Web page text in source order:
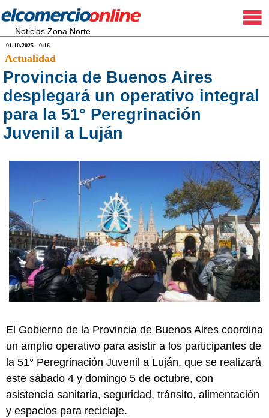
Noticias Zona Norte
01.10.2025 - 0:16
Actualidad
Provincia de Buenos Aires
desplegará un operativo integral
para la 51° Peregrinación
Juvenil a Luján
El Gobierno de la Provincia de Buenos Aires coordina
un amplio operativo para asistir a los participantes de
la 51° Peregrinación Juvenil a Luján, que se realizará
este sábado 4 y domingo 5 de octubre, con
asistencia sanitaria, seguridad, tránsito, alimentación
y espacios para reciclaje.